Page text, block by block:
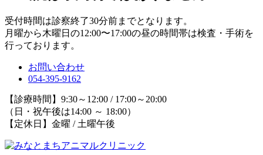
受付時間は診察終了30分前までとなります。
月曜から木曜日の12:00〜17:00の昼の時間帯は検査・手術を
行っております。
お問い合わせ
054-395-9162
【診療時間】9:30～12:00 / 17:00～20:00
（日・祝午後は14:00 ～ 18:00）
【定休日】金曜 / 土曜午後